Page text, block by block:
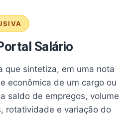
Salário
que sintetiza, em uma nota
econômica de um cargo ou
saldo de empregos, volume
rotatividade e variação do